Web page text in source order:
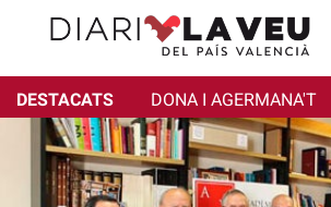
DESTACATS DONA I AGERMANA'T